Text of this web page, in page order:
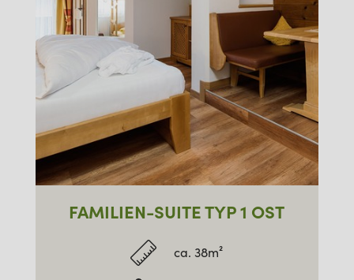
FAMILIEN-SUITE TYP 1 OST
ca. 38m²